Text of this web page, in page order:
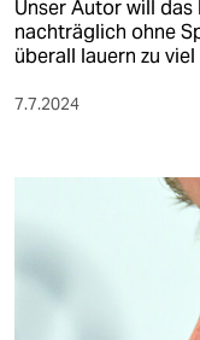
Unser Autor will
nachträglich ohne
überall lauern zu
7.7.2024